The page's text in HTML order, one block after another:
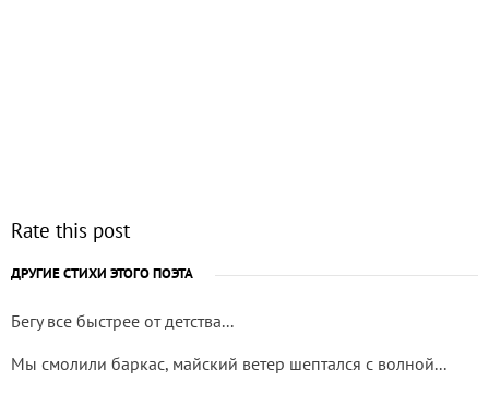
Rate this post
ДРУГИЕ СТИХИ ЭТОГО ПОЭТА
Бегу все быстрее от детства...
Мы смолили баркас, майский ветер шептался с волной...